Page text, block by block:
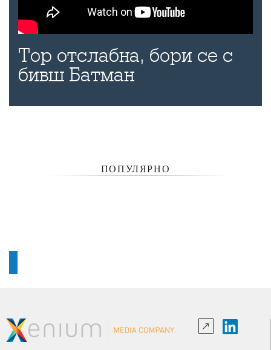
Тор отслабна, бори се с
бивш Батман
ПОПУЛЯРНО